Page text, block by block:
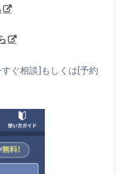
ぐ相談]もしくは[予約